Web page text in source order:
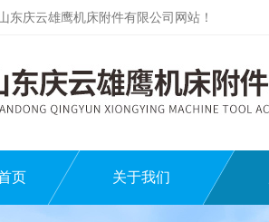
东庆云雄鹰机床附件有限公司网站！
页 关于我们